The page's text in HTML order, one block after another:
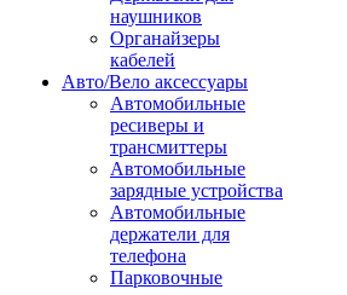
наушников
Органайзеры
кабелей
Авто/Вело аксессуары
Автомобильные
ресиверы и
трансмиттеры
Автомобильные
зарядные устройства
Автомобильные
держатели для
телефона
Парковочные